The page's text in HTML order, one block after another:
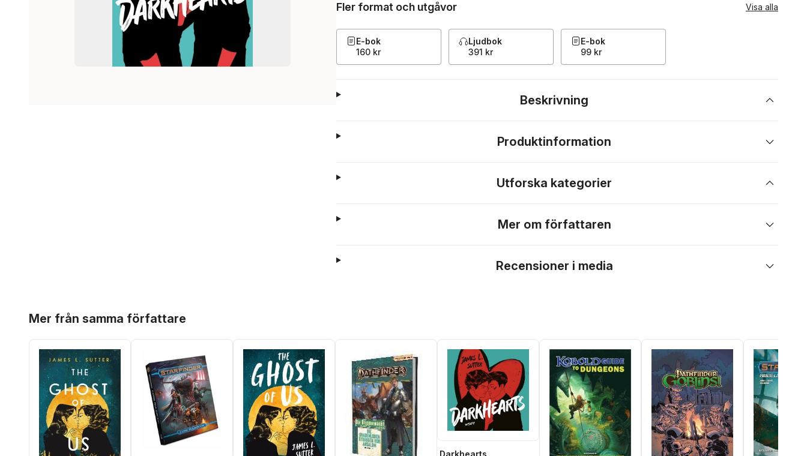
Fler format och utgåvor Visa alla
E-bok
160 kr
Ljudbok
391 kr
E-bok
99 kr
Beskrivning
Produktinformation
Utforska kategorier
Mer om författaren
Recensioner i media
Mer från samma författare
Darkhearts